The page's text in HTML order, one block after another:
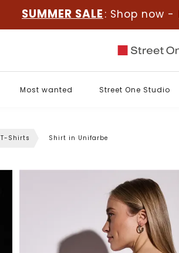
SUMMER SALE : Shop now -
Most wanted Street One Studio
T-Shirts Shirt in Unifarbe